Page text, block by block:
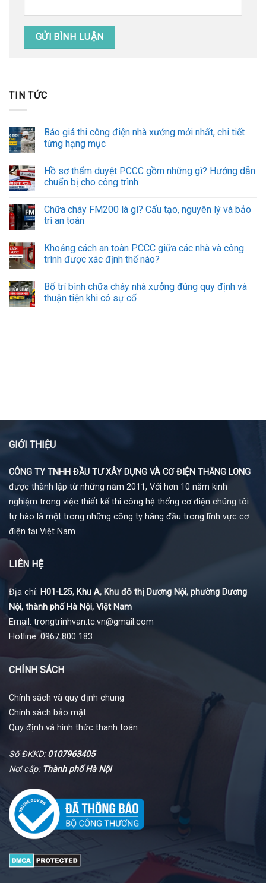
TIN TỨC
Báo giá thi công điện nhà xưởng mới nhất, chi tiết
từng hạng mục
Hồ sơ thẩm duyệt PCCC gồm những gì? Hướng dẫn
chuẩn bị cho công trình
Chữa cháy FM200 là gì? Cấu tạo, nguyên lý và bảo
trì an toàn
Khoảng cách an toàn PCCC giữa các nhà và công
trình được xác định thế nào?
Bố trí bình chữa cháy nhà xưởng đúng quy định và
thuận tiện khi có sự cố
GIỚI THIỆU
CÔNG TY TNHH ĐẦU TƯ XÂY DỰNG VÀ CƠ ĐIỆN THĂNG LONG
được thành lập từ những năm 2011, Với hơn 10 năm kinh
nghiệm trong việc thiết kế thi công hệ thống cơ điện chúng tôi
tự hào là một trong những công ty hàng đầu trong lĩnh vực cơ
điện tại Việt Nam
LIÊN HỆ
Địa chỉ: H01-L25, Khu A, Khu đô thị Dương Nội, phường Dương
Nội, thành phố Hà Nội, Việt Nam
Email: trongtrinhvan.tc.vn@gmail.com
Hotline: 0967 800 183
CHÍNH SÁCH
Chính sách và quy định chung
Chính sách bảo mật
Quy định và hình thức thanh toán
Số ĐKKD:0107963405
Nơi cấp: Thành phố Hà Nội